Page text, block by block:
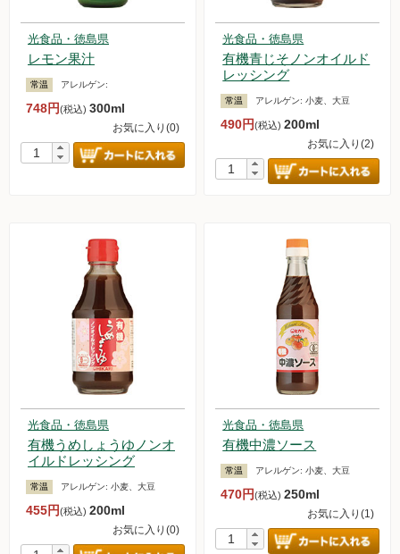
光食品・徳島県
レモン果汁
常温 アレルゲン:
748円(税込) 300ml
お気に入り(0)
光食品・徳島県
有機青じそノンオイルド
レッシング
常温 アレルゲン:小麦、大豆
490円(税込)200ml
お気に入り(2)
光食品・徳島県
有機うめしょうゆノンオ
イルドレッシング
常温 アレルゲン: 小麦、大豆
455円(税込) 200ml
お気に入り(0)
光食品・徳島県
有機中濃ソース
常温 アレルゲン:小麦、大豆
470円(税込)250ml
お気に入り(1)